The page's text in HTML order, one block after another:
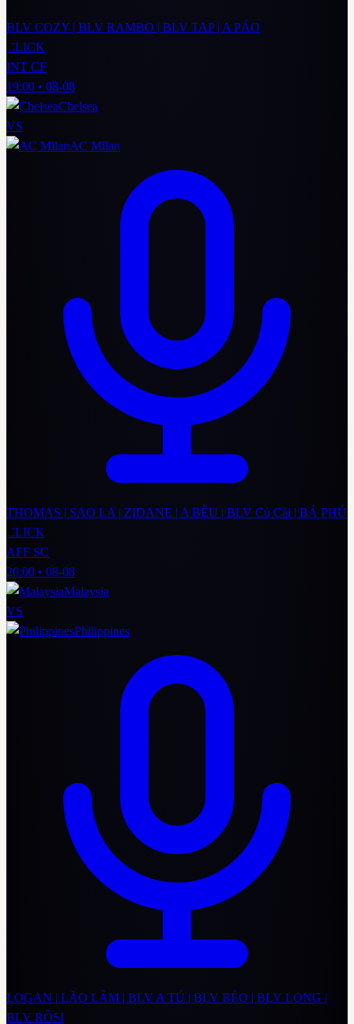
BLV COZY | BLV RAMBO | BLV TAP | A PÁO
CLICK
INT CF
19:00 • 08-08
Chelsea
VS
AC Milan
THOMAS | SAO LA | ZIDANE | A BỆU | BLV Củ Cải | BÁ PHÚ
CLICK
AFF SC
20:00 • 08-08
Malaysia
VS
Philippines
LOGAN | LÃO LÂM | BLV A TÚ | BLV BÉO | BLV LONG |
BLV RÔSI